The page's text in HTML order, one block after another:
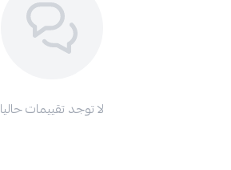
لا توجد تقييمات حاليا